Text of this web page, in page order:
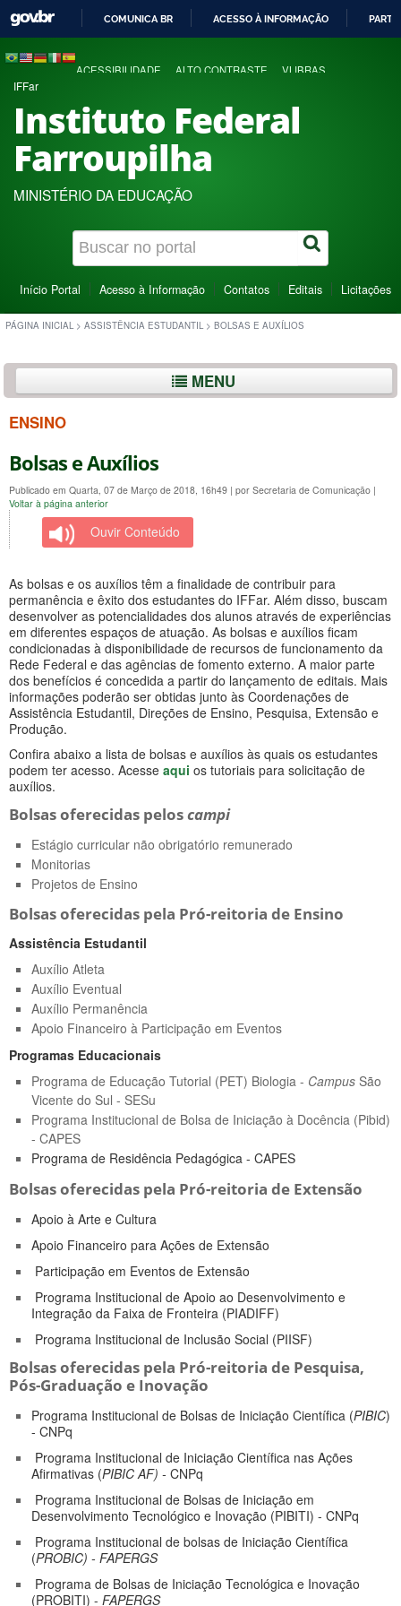
COMUNICA BR ACESSO À INFORMAÇÃO
ACESSIBILIDADE ALTO CONTRASTE VLIBRAS
IFFar
Instituto Federal
Farroupilha
MINISTÉRIO DA EDUCAÇÃO
Início Portal Acesso à Informação Contatos Editais Licitações
PÁGINA INICIAL > ASSISTÊNCIA ESTUDANTIL > BOLSAS E AUXÍLIOS
MENU
ENSINO
Bolsas e Auxílios
Publicado em Quarta, 07 de Março de 2018, 16h49 | por Secretaria de Comunicação |
Voltar à página anterior
Ouvir Conteúdo
As bolsas e os auxílios têm a finalidade de contribuir para
permanência e êxito dos estudantes do IFFar. Além disso, buscam
desenvolver as potencialidades dos alunos através de experiências
em diferentes espaços de atuação. As bolsas e auxílios ficam
condicionadas à disponibilidade de recursos de funcionamento da
Rede Federal e das agências de fomento externo. A maior parte
dos benefícios é concedida a partir do lançamento de editais. Mais
informações poderão ser obtidas junto às Coordenações de
Assistência Estudantil, Direções de Ensino, Pesquisa, Extensão e
Produção.
Confira abaixo a lista de bolsas e auxílios às quais os estudantes
podem ter acesso. Acesse aqui os tutoriais para solicitação de
auxílios.
Bolsas oferecidas peloscampi
Estágio curricular não obrigatório remunerado
Monitorias
Projetos de Ensino
Bolsas oferecidas pela Pró-reitoria de Ensino
Assistência Estudantil
Auxílio Atleta
Auxílio Eventual
Auxílio Permanência
Apoio Financeiro à Participação em Eventos
Programas Educacionais
Programa de Educação Tutorial (PET) Biologia - Campus São
Vicente do Sul - SESu
Programa Institucional de Bolsa de Iniciação à Docência (Pibid)
- CAPES
Programa de Residência Pedagógica - CAPES
Bolsas oferecidas pela Pró-reitoria de Extensão
Apoio à Arte e Cultura
Apoio Financeiro para Ações de Extensão
Participação em Eventos de Extensão
Programa Institucional de Apoio ao Desenvolvimento e
Integração da Faixa de Fronteira (PIADIFF)
Programa Institucional de Inclusão Social (PIISF)
Bolsas oferecidas pela Pró-reitoria de Pesquisa,
Pós-Graduação e Inovação
Programa Institucional de Bolsas de Iniciação Científica (PIBIC)
- CNPq
Programa Institucional de Iniciação Científica nas Ações
Afirmativas (PIBIC AF) - CNPq
Programa Institucional de Bolsas de Iniciação em
Desenvolvimento Tecnológico e Inovação (PIBITI) - CNPq
Programa Institucional de bolsas de Iniciação Científica
(PROBIC) - FAPERGS
Programa de Bolsas de Iniciação Tecnológica e Inovação
(PROBITI) - FAPERGS